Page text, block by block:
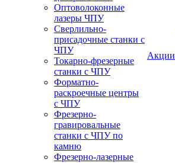
Оптоволоконные
лазеры ЧПУ
Сверлильно-
присадочные станки с
ЧПУ
Токарно-фрезерные
станки с ЧПУ
Форматно-
раскроечные центры
с ЧПУ
Фрезерно-
гравировальные
станки с ЧПУ по
камню
Фрезерно-лазерные
Акции